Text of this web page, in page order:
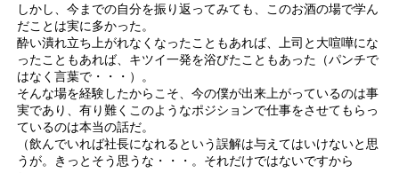
しかし、今までの自分を振り返ってみても、このお酒の場で学ん
だことは実に多かった。
酔い潰れ立ち上がれなくなったこともあれば、上司と大喧嘩にな
ったこともあれば、キツイ一発を浴びたこともあった（パンチで
はなく言葉で・・・）。
そんな場を経験したからこそ、今の僕が出来上がっているのは事
実であり、有り難くこのようなポジションで仕事をさせてもらっ
ているのは本当の話だ。
（飲んでいれば社長になれるという誤解は与えてはいけないと思
うが。きっとそう思うな・・・。それだけではないですから